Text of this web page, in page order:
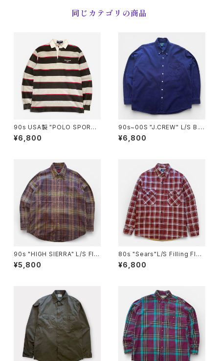
同じカテゴリの商品
90s USA製 "POLO SPORT
S" Rugby Shirt ポロ スポーツ
ラガーシャツ [S]
¥6,800
90s~00S "J.CREW" L/S B.D
cotton Shirt ジェークルー ボ
タンダウン コットン シャツ [L]
¥6,800
90s "HIGH SIERRA" L/S Fla
nnel Check Shirt ハイシエラ
フランネル チェックシャツ [L]
¥5,800
80s "Sears"L/S Filling Flan
nel Check Shirt シアーズ チ
ェックフランネル中綿キルティン
¥6,800